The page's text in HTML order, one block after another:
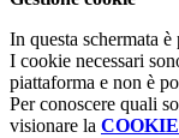
In questa schermata
I cookie necessari
piattaforma e non è
Per conoscere quali
visionare la